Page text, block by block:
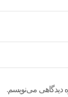
دیدگاهی می‌نویسم.